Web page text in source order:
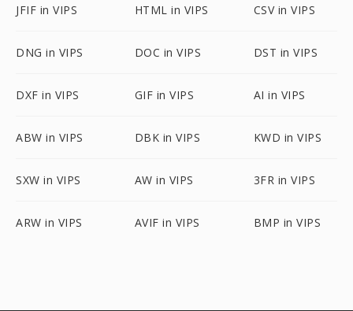
JFIF in VIPS HTML in VIPS CSV in VIPS
DNG in VIPS DOC in VIPS DST in VIPS
DXF in VIPS GIF in VIPS AI in VIPS
ABW in VIPS DBK in VIPS KWD in VIPS
SXW in VIPS AW in VIPS 3FR in VIPS
ARW in VIPS AVIF in VIPS BMP in VIPS